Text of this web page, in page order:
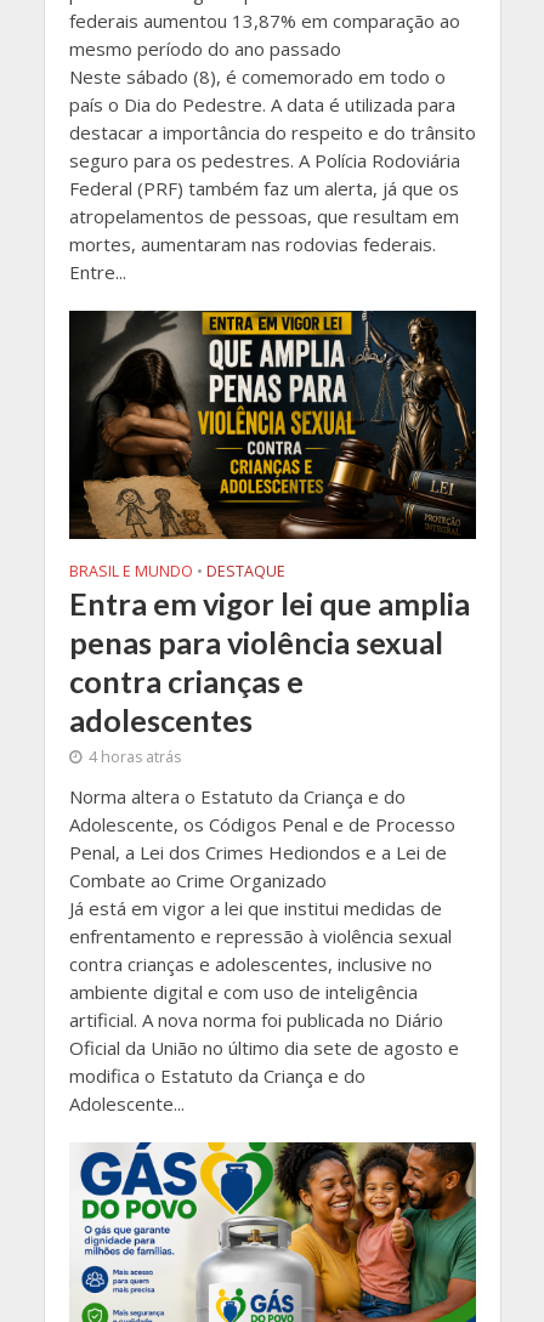
federais aumentou 13,87% em comparação ao
mesmo período do ano passado
Neste sábado (8), é comemorado em todo o
país o Dia do Pedestre. A data é utilizada para
destacar a importância do respeito e do trânsito
seguro para os pedestres. A Polícia Rodoviária
Federal (PRF) também faz um alerta, já que os
atropelamentos de pessoas, que resultam em
mortes, aumentaram nas rodovias federais.
Entre...
BRASIL E MUNDO • DESTAQUE
Entra em vigor lei que amplia
penas para violência sexual
contra crianças e
adolescentes
4 horas atrás
Norma altera o Estatuto da Criança e do
Adolescente, os Códigos Penal e de Processo
Penal, a Lei dos Crimes Hediondos e a Lei de
Combate ao Crime Organizado
Já está em vigor a lei que institui medidas de
enfrentamento e repressão à violência sexual
contra crianças e adolescentes, inclusive no
ambiente digital e com uso de inteligência
artificial. A nova norma foi publicada no Diário
Oficial da União no último dia sete de agosto e
modifica o Estatuto da Criança e do
Adolescente...